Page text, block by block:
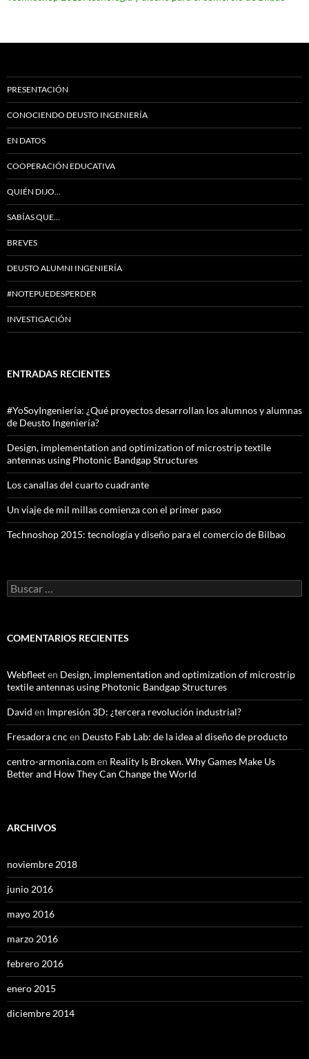
PRESENTACIÓN
CONOCIENDO DEUSTO INGENIERÍA
EN DATOS
COOPERACIÓN EDUCATIVA
QUIÉN DIJO…
SABÍAS QUE…
BREVES
DEUSTO ALUMNI INGENIERÍA
#NOTEPUEDESPERDER
INVESTIGACIÓN
ENTRADAS RECIENTES
#YoSoyIngeniería: ¿Qué proyectos desarrollan los alumnos y alumnas
de Deusto Ingeniería?
Design, implementation and optimization of microstrip textile
antennas using Photonic Bandgap Structures
Los canallas del cuarto cuadrante
Un viaje de mil millas comienza con el primer paso
Technoshop 2015: tecnología y diseño para el comercio de Bilbao
Buscar:
COMENTARIOS RECIENTES
Webfleeten Design, implementation and optimization of microstrip
textile antennas using Photonic Bandgap Structures
David en Impresión 3D: ¿tercera revolución industrial?
Fresadora cnc en Deusto Fab Lab: de la idea al diseño de producto
centro-armonia.com en Reality Is Broken. Why Games Make Us
Better and How They Can Change the World
ARCHIVOS
noviembre 2018
junio 2016
mayo 2016
marzo 2016
febrero 2016
enero 2015
diciembre 2014